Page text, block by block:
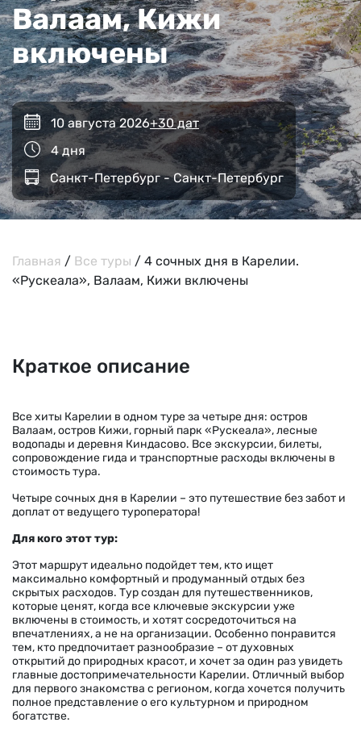
Валаам, Кижи
включены
10 августа 2026+30 дат
4 дня
Санкт-Петербург - Санкт-Петербург
Главная / Все туры / 4 сочных дня в Карелии.
«Рускеала», Валаам, Кижи включены
Краткое описание
Все хиты Карелии в одном туре за четыре дня: остров
Валаам, остров Кижи, горный парк «Рускеала», лесные
водопады и деревня Киндасово. Все экскурсии, билеты,
сопровождение гида и транспортные расходы включены в
стоимость тура.
Четыре сочных дня в Карелии – это путешествие без забот и
доплат от ведущего туроператора!
Для кого этот тур:
Этот маршрут идеально подойдет тем, кто ищет
максимально комфортный и продуманный отдых без
скрытых расходов. Тур создан для путешественников,
которые ценят, когда все ключевые экскурсии уже
включены в стоимость, и хотят сосредоточиться на
впечатлениях, а не на организации. Особенно понравится
тем, кто предпочитает разнообразие – от духовных
открытий до природных красот, и хочет за один раз увидеть
главные достопримечательности Карелии. Отличный выбор
для первого знакомства с регионом, когда хочется получить
полное представление о его культурном и природном
богатстве.